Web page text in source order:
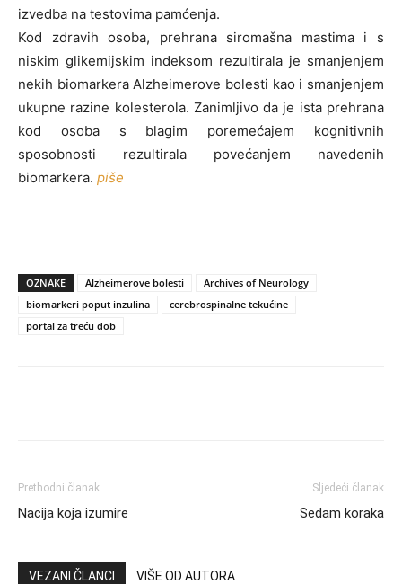
izvedba na testovima pamćenja.
Kod zdravih osoba, prehrana siromašna mastima i s
niskim glikemijskim indeksom rezultirala je smanjenjem
nekih biomarkera Alzheimerove bolesti kao i smanjenjem
ukupne razine kolesterola. Zanimljivo da je ista prehrana
kod osoba s blagim poremećajem kognitivnih
sposobnosti rezultirala povećanjem navedenih
biomarkera. piše
OZNAKE Alzheimerove bolesti
Archives of Neurology
biomarkeri poput inzulina
cerebrospinalne tekućine
portal za treću dob
Prethodni članak
Nacija koja izumire
Sljedeći članak
Sedam koraka
VEZANI ČLANCI VIŠE OD AUTORA